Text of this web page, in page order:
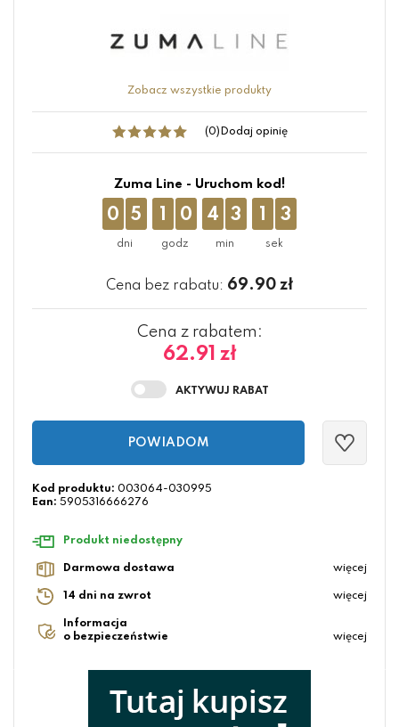
Zobacz wszystkie produkty
(0) Dodaj opinię
Zuma Line - Uruchom kod!
0 5 1 0 4 3 1 2
Cena bez rabatu: 69.90 zł
Cena z rabatem:
62.91 zł
POWIADOM
Kod produktu: 003064-030995
Ean: 5905316666276
Produkt niedostępny
Darmowa dostawa więcej
14 dni na zwrot więcej
Informacja
o bezpieczeństwie
więcej